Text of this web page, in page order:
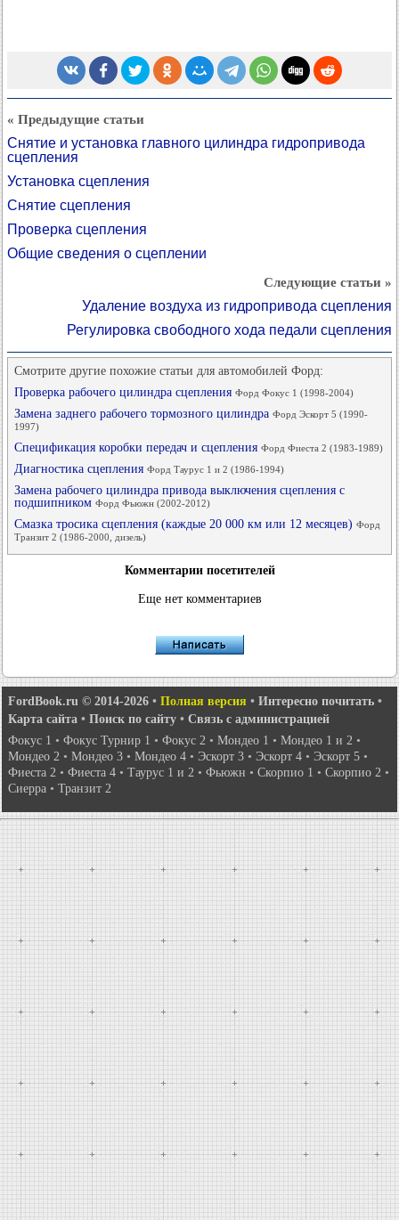
« Предыдущие статьи
Снятие и установка главного цилиндра гидропривода
сцепления
Установка сцепления
Снятие сцепления
Проверка сцепления
Общие сведения о сцеплении
Следующие статьи »
Удаление воздуха из гидропривода сцепления
Регулировка свободного хода педали сцепления
Смотрите другие похожие статьи для автомобилей Форд:
Проверка рабочего цилиндра сцепления Форд Фокус 1 (1998-2004)
Замена заднего рабочего тормозного цилиндра Форд Эскорт 5 (1990-
1997)
Спецификация коробки передач и сцепления Форд Фиеста 2 (1983-1989)
Диагностика сцепления Форд Таурус 1 и 2 (1986-1994)
Замена рабочего цилиндра привода выключения сцепления с
подшипником Форд Фьюжн (2002-2012)
Смазка тросика сцепления (каждые 20 000 км или 12 месяцев) Форд
Транзит 2 (1986-2000, дизель)
Комментарии посетителей
Еще нет комментариев
FordBook.ru © 2014-2026 • Полная версия • Интересно почитать •
Карта сайта • Поиск по сайту • Связь с администрацией
Фокус 1 • Фокус Турнир 1 • Фокус 2 • Мондео 1 • Мондео 1 и 2 •
Мондео 2 • Мондео 3 • Мондео 4 • Эскорт 3 • Эскорт 4 • Эскорт 5 •
Фиеста 2 • Фиеста 4 • Таурус 1 и 2 • Фьюжн • Скорпио 1 • Скорпио 2 •
Сиерра • Транзит 2